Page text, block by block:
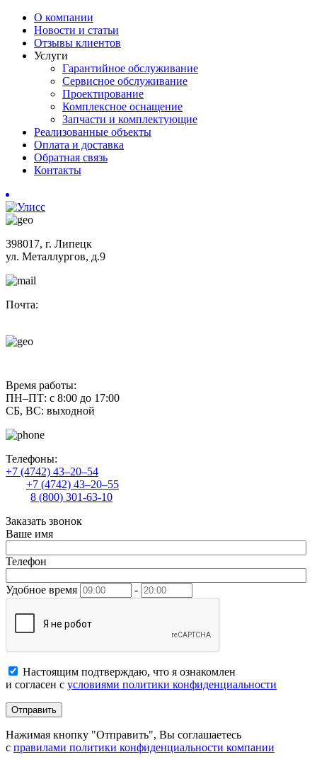
О компании
Новости и статьи
Отзывы клиентов
Услуги
Гарантийное обслуживание
Сервисное обслуживание
Проектирование
Комплексное оснащение
Запчасти и комплектующие
Реализованные объекты
Оплата и доставка
Обратная связь
Контакты
398017, г. Липецк
ул. Металлургов, д.9
Почта:
Время работы:
ПН–ПТ: с 8:00 до 17:00
СБ, ВС: выходной
Телефоны:
+7 (4742) 43–20–54
+7 (4742) 43–20–55
8 (800) 301-63-10
Заказать звонок
Ваше имя
Телефон
Удобное время -
Настоящим подтверждаю, что я ознакомлен
и согласен с условиями политики конфиденциальности
Отправить
Нажимая кнопку "Отправить", Вы соглашаетесь
с правилами политики конфиденциальности компании